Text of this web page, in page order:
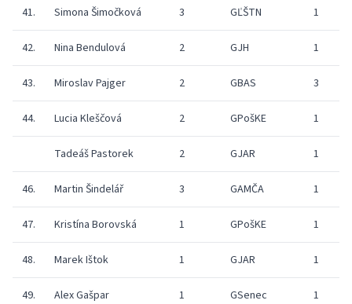
41. Simona Šimočková 3 GĽŠTN 1
42. Nina Bendulová 2 GJH 1
43. Miroslav Pajger 2 GBAS 3
44. Lucia Kleščová 2 GPošKE 1
Tadeáš Pastorek 2 GJAR 1
46. Martin Šindelář 3 GAMČA 1
47. Kristína Borovská 1 GPošKE 1
48. Marek Ištok 1 GJAR 1
49. Alex Gašpar 1 GSenec 1